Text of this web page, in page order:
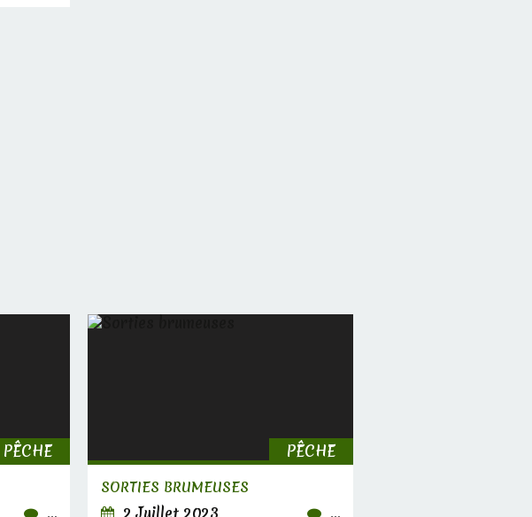
PÊCHE PÊCHE
SORTIES BRUMEUSES